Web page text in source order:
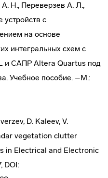
Н., Переверзев А. Л.,
с
на основе
интегральных схем с
и САПР Altera Quartus под
Учебное пособие. –М.:
D. Kaleev, V.
vegetation clutter
in Electrical and Electronic
DOI: